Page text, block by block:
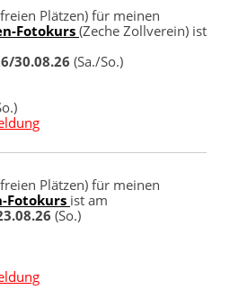
Plätzen) für meinen
Fotokurs (Zeche Zollverein) ist
30.08.26 (Sa./So.)
Plätzen) für meinen
Fotokurs ist am
(So.)